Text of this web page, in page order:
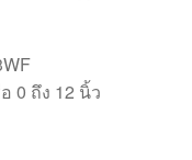
0 ถึง 12 นิ้ว